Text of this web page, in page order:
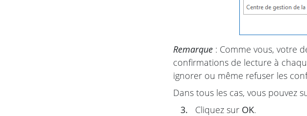
Remarque : Comme vous, votre
confirmations de lecture à
ignorer ou même refuser les
Dans tous les cas, vous pouvez
3.
Cliquez sur OK.